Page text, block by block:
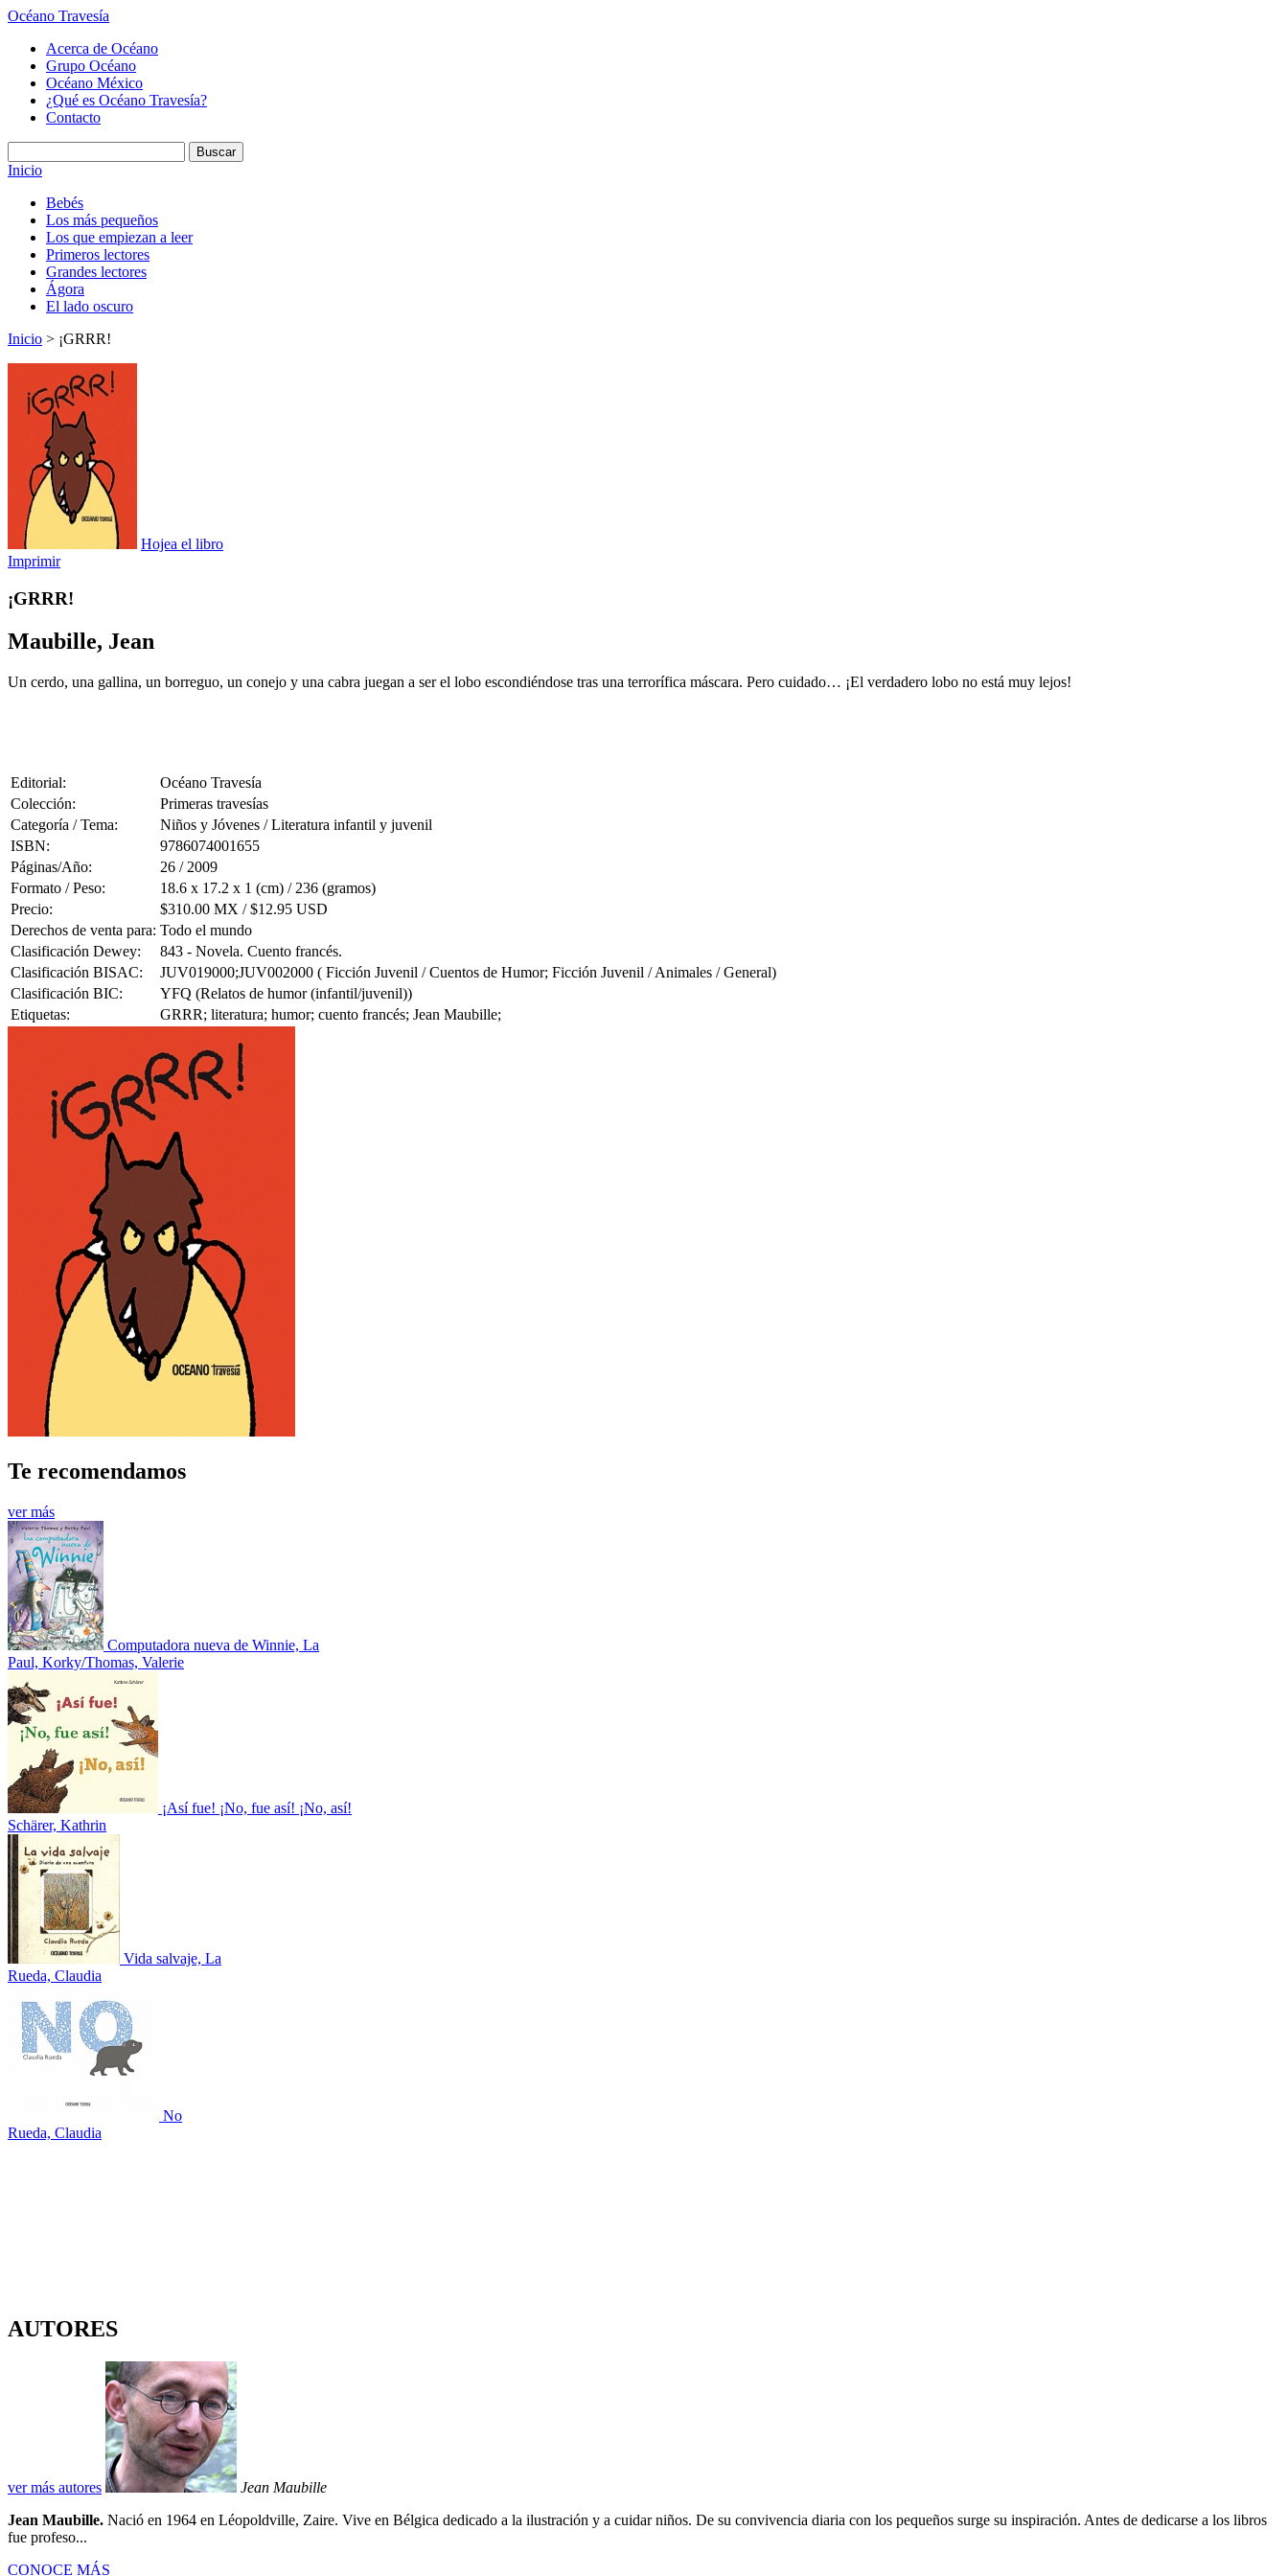
Océano Travesía
Acerca de Océano
Grupo Océano
Océano México
¿Qué es Océano Travesía?
Contacto
Inicio
Bebés
Los más pequeños
Los que empiezan a leer
Primeros lectores
Grandes lectores
Ágora
El lado oscuro
Inicio > ¡GRRR!
Hojea el libro
Imprimir
¡GRRR!
Maubille, Jean
Un cerdo, una gallina, un borreguo, un conejo y una cabra juegan a ser el lobo escondiéndose tras una terrorífica máscara. Pero cuidado… ¡El verdadero lobo no está muy lejos!
Editorial:
Océano Travesía
Colección:
Primeras travesías
Categoría / Tema:
Niños y Jóvenes / Literatura infantil y juvenil
ISBN:
9786074001655
Páginas/Año:
26 / 2009
Formato / Peso:
18.6 x 17.2 x 1 (cm) / 236 (gramos)
Precio:
$310.00 MX / $12.95 USD
Derechos de venta para: Todo el mundo
Clasificación Dewey:
843 - Novela. Cuento francés.
Clasificación BISAC:
JUV019000;JUV002000 ( Ficción Juvenil / Cuentos de Humor; Ficción Juvenil / Animales / General)
Clasificación BIC:
YFQ (Relatos de humor (infantil/juvenil))
Etiquetas:
GRRR; literatura; humor; cuento francés; Jean Maubille;
Te recomendamos
ver más
Computadora nueva de Winnie, La
Paul, Korky/Thomas, Valerie
¡Así fue! ¡No, fue así! ¡No, así!
Schärer, Kathrin
Vida salvaje, La
Rueda, Claudia
No
Rueda, Claudia
AUTORES
ver más autores
Jean Maubille
Jean Maubille. Nació en 1964 en Léopoldville, Zaire. Vive en Bélgica dedicado a la ilustración y a cuidar niños. De su convivencia diaria con los pequeños surge su inspiración. Antes de dedicarse a los libros
fue profeso...
CONOCE MÁS